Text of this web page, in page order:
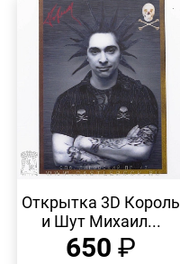
ПРОСМОТР
Открытка 3D Король
и Шут Михаил...
650 ₽